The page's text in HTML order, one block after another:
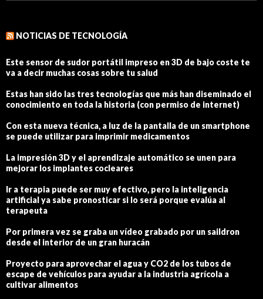
NOTICIAS DE TECNOLOGÍA
Este sensor de sudor portátil impreso en 3D de bajo coste te
va a decir muchas cosas sobre tu salud
Estas han sido las tres tecnologías que más han diseminado el
conocimiento en toda la historia (con permiso de internet)
Con esta nueva técnica, a luz de la pantalla de un smartphone
se puede utilizar para imprimir medicamentos
La impresión 3D y el aprendizaje automático se unen para
mejorar los implantes cocleares
Ir a terapia puede ser muy efectivo, pero la inteligencia
artificial ya sabe pronosticar si lo será porque evalúa al
terapeuta
Por primera vez se graba un vídeo grabado por un saildron
desde el interior de un gran huracán
Proyecto para aprovechar el agua y CO2 de los tubos de
escape de vehículos para ayudar a la industria agrícola a
cultivar alimentos